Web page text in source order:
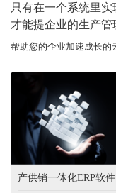
只有在一个系统里
才能提企业的生产管
帮助您的企业加速成长的
产供销一体化ERP软件